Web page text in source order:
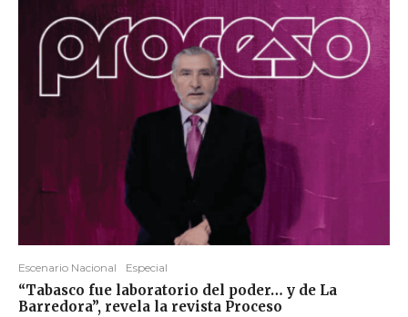
Escenario Nacional Especial
“Tabasco fue laboratorio del poder… y de La
Barredora”, revela la revista Proceso